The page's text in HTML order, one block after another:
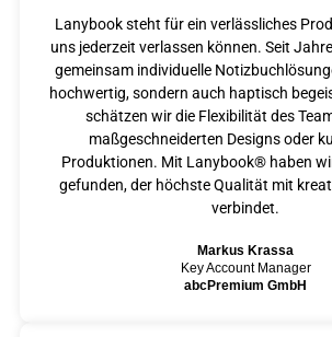
Lanybook steht für ein verlässliches
uns jederzeit verlassen können. Seit
gemeinsam individuelle
hochwertig, sondern auch haptisch
schätzen wir die Flexibilität des
maßgeschneiderten Designs oder
Produktionen. Mit Lanybook® haben
gefunden, der höchste Qualität mit
verbindet.
Markus Krassa
Key Account Manager
abcPremium GmbH